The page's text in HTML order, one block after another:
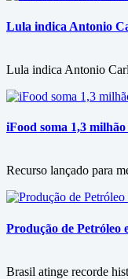
Lula indica Antonio
Lula indica Antonio
iFood soma 1,3 milhão
Recurso lançado para
Produção de Petróleo
Brasil atinge recorde